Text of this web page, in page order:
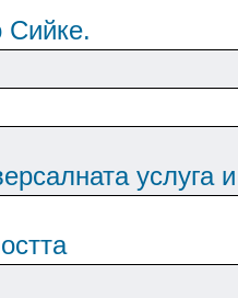
Сийке.
услуга